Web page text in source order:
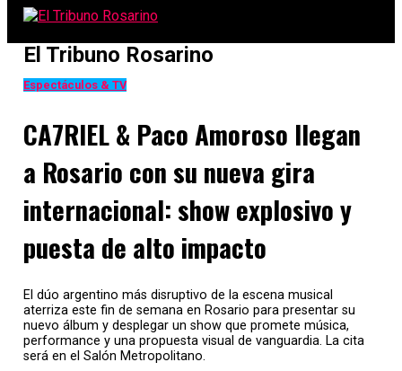
El Tribuno Rosarino
Espectáculos & TV
CA7RIEL & Paco Amoroso llegan
a Rosario con su nueva gira
internacional: show explosivo y
puesta de alto impacto
El dúo argentino más disruptivo de la escena musical
aterriza este fin de semana en Rosario para presentar su
nuevo álbum y desplegar un show que promete música,
performance y una propuesta visual de vanguardia. La cita
será en el Salón Metropolitano.